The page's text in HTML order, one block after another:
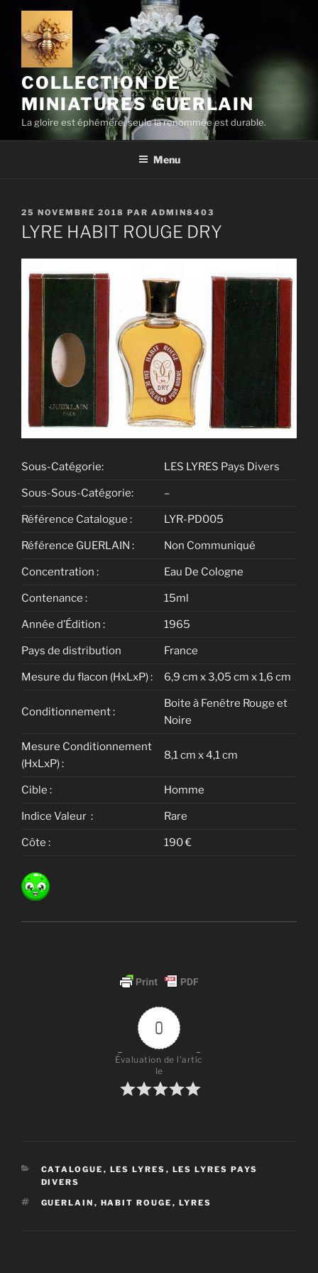
Aller
contenu
principal
COLLECTION DE
MINIATURES GUERLAIN
La gloire est éphémère, seule la renommée est durable.
Menu
PUBLIÉ
LE
25 NOVEMBRE 2018 PAR ADMIN8403
LYRE HABIT ROUGE DRY
Sous-Catégorie: LES LYRES Pays Divers
Sous-Sous-Catégorie: –
Référence Catalogue : LYR-PD005
Référence GUERLAIN : Non Communiqué
Concentration : Eau De Cologne
Contenance : 15ml
Année d’Édition : 1965
Pays de distribution France
Mesure du flacon (HxLxP) : 6,9 cm x 3,05 cm x 1,6 cm
Conditionnement :
Boite à Fenêtre Rouge et
Noire
Mesure Conditionnement
(HxLxP) :
8,1 cm x 4,1 cm
Cible : Homme
Indice Valeur : Rare
Côte : 190 €
0
Évaluation de l'artic
le
CATÉGORIES
CATALOGUE , LES LYRES , LES LYRES PAYS
DIVERS
ÉTIQUETTES
GUERLAIN , HABIT ROUGE , LYRES